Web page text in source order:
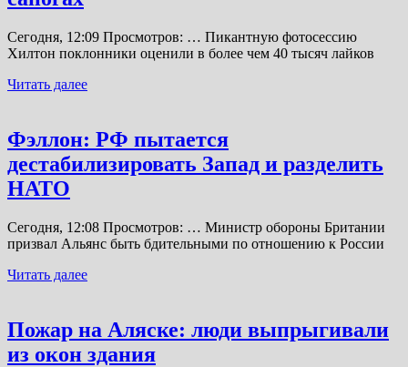
Сегодня, 12:09 Просмотров: … Пикантную фотосессию
Хилтон поклонники оценили в более чем 40 тысяч лайков
Читать далее
Фэллон: РФ пытается
дестабилизировать Запад и разделить
НАТО
Сегодня, 12:08 Просмотров: … Министр обороны Британии
призвал Альянс быть бдительными по отношению к России
Читать далее
Пожар на Аляске: люди выпрыгивали
из окон здания